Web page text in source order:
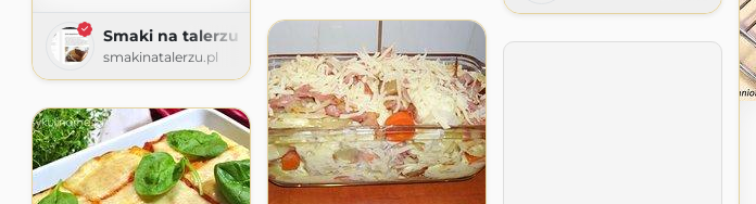
Smaki na talerzu
smakinatalerzu.pl